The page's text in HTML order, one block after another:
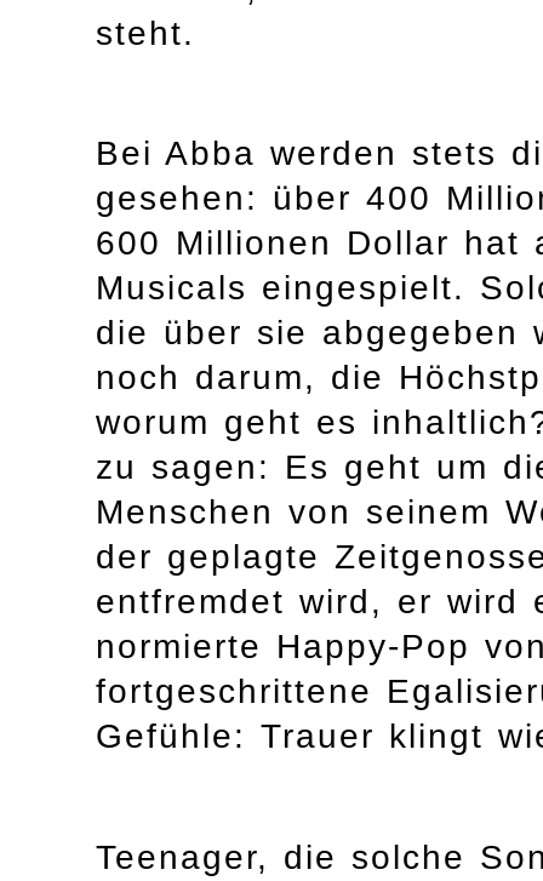
steht.
Bei Abba werden stets
gesehen: über 400
600 Millionen Dollar hat
Musicals eingespielt.
die über sie abgegeben
noch darum, die
worum geht es
zu sagen: Es geht um
Menschen von seinem
der geplagte
entfremdet wird, er wird
normierte Happy-Pop
fortgeschrittene
Gefühle: Trauer klingt
Teenager, die solche